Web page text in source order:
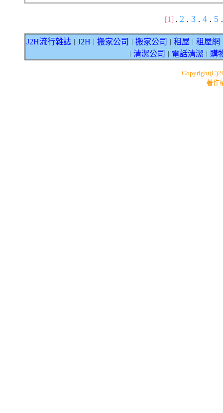
[1] . 2 . 3 . 4 . 5 .
J2H流行雜誌 J2H 搬家公司 搬家公司 租屋 租屋網
清潔公司 電話清潔 購
著作